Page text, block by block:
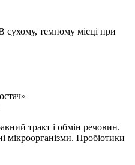
сухому, темному місці при
тракт і обмін речовин.
мікроорганізми. Пробіотики